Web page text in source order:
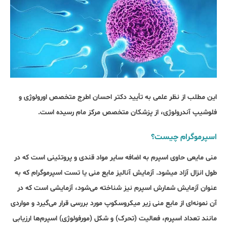
این مطلب از نظر علمی به تأیید دکتر احسان اطرج متخصص اورولوژی و
فلوشیپ آندرولوژی، از پزشکان متخصص مرکز مام رسیده است.
اسپرموگرام چیست؟
منی مایعی حاوی اسپرم به اضافه سایر مواد قندی و پروتئینی است که در
طول انزال آزاد می‎شود. آزمایش آنالیز مایع منی یا تست اسپرموگرام که به
عنوان آزمایش شمارش اسپرم نیز شناخته می‌شود، آزمایشی است که در
آن نمونه‌ای از مایع منی زیر میکروسکوپ مورد بررسی قرار می‌گیرد و مواردی
مانند تعداد اسپرم، فعالیت (تحرک) و شکل (مورفولوژی) اسپرم‌ها ارزیابی